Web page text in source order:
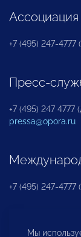
+7 (495) 247-4777
Пресс-
+7 (495) 247 4777
pressa@opora.ru
+7 (495) 247-4777
Бюро по
Мы